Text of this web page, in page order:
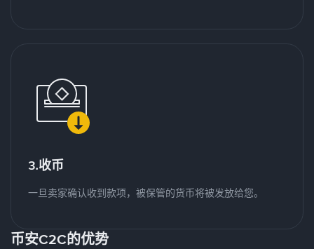
3.收币
一旦卖家确认收到款项，被保管的货币将被发放给您。
币安C2C的优势